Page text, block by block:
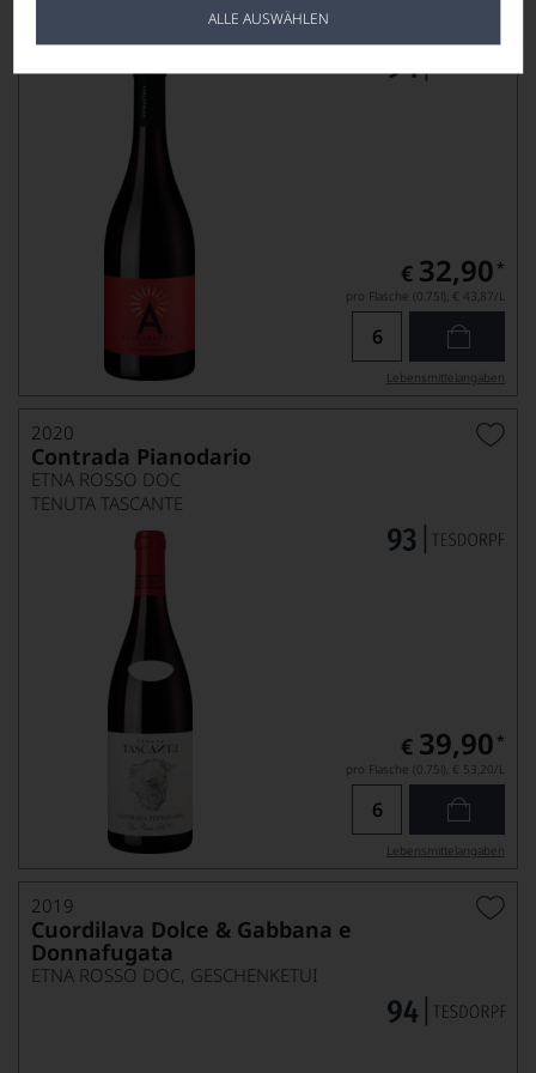
ALLE AUSWÄHLEN
€ 32,90 *
pro Flasche (0.75l), € 43,87/L
Lebensmittel­angaben
2020
Contrada Pianodario
ETNA ROSSO DOC
TENUTA TASCANTE
€ 39,90 *
pro Flasche (0.75l), € 53,20/L
Lebensmittel­angaben
2019
Cuordilava Dolce & Gabbana e
Donnafugata
ETNA ROSSO DOC, GESCHENKETUI